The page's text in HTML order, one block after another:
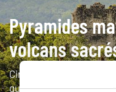
Pyramides
volcans
Circuit des essentiels
guatémaltèques :